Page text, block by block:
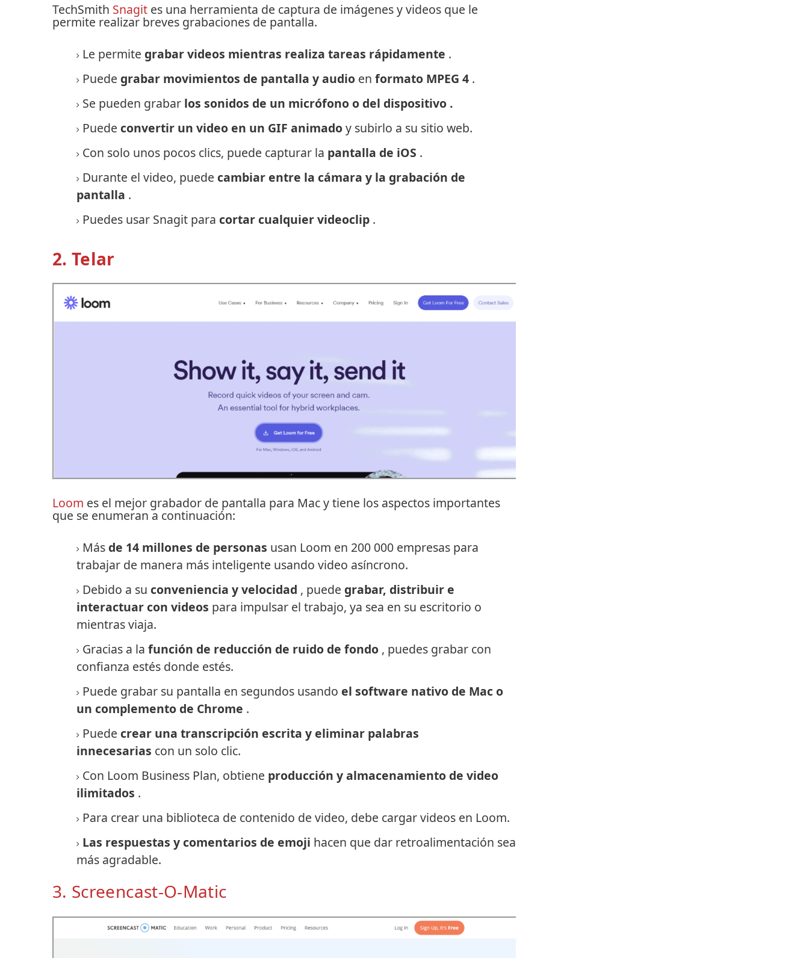
TechSmith Snagit es una herramienta de captura de imágenes y videos que le
permite realizar breves grabaciones de pantalla.
Le permite grabar videos mientras realiza tareas rápidamente .
Puede grabar movimientos de pantalla y audio en formato MPEG 4 .
Se pueden grabar los sonidos de un micrófono o del dispositivo .
Puede convertir un video en un GIF animadoy subirlo a su sitio web.
Con solo unos pocos clics, puede capturar la pantalla de iOS .
Durante el video, puede cambiar entre la cámara y la grabación de
pantalla .
Puedes usar Snagit para cortar cualquier videoclip .
2. Telar
Loom es el mejor grabador de pantalla para Mac y tiene los aspectos importantes
que se enumeran a continuación:
Más de 14 millones de personas usan Loom en 200 000 empresas para
trabajar de manera más inteligente usando video asíncrono.
Debido a su conveniencia y velocidad , puede grabar, distribuir e
interactuar con videos para impulsar el trabajo, ya sea en su escritorio o
mientras viaja.
Gracias a la función de reducción de ruido de fondo , puedes grabar con
confianza estés donde estés.
Puede grabar su pantalla en segundos usando el software nativo de Mac o
un complemento de Chrome .
Puede crear una transcripción escrita y eliminar palabras
innecesarias con un solo clic.
Con Loom Business Plan, obtiene producción y almacenamiento de video
ilimitados .
Para crear una biblioteca de contenido de video, debe cargar videos en Loom.
Las respuestas y comentarios de emoji hacen que dar retroalimentación sea
más agradable.
3. Screencast-O-Matic